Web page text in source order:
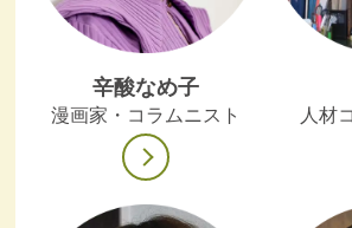
辛酸なめ子
漫画家・コラムニスト 人材